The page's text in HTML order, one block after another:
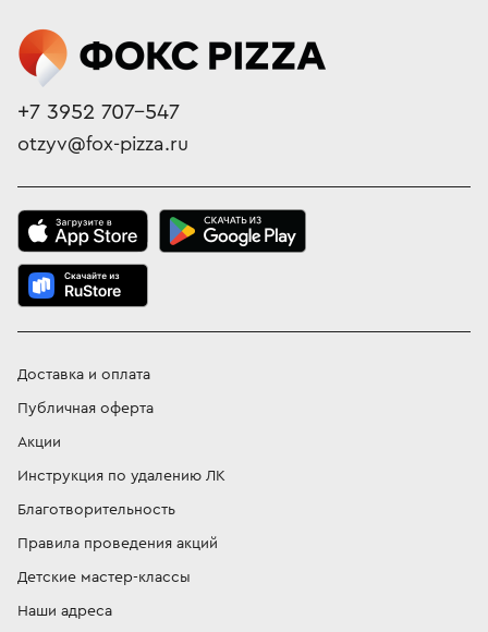
+7 3952 707-547
otzyv@fox-pizza.ru
Доставка и оплата
Публичная оферта
Акции
Инструкция по удалению ЛК
Благотворительность
Правила проведения акций
Детские мастер-классы
Наши адреса